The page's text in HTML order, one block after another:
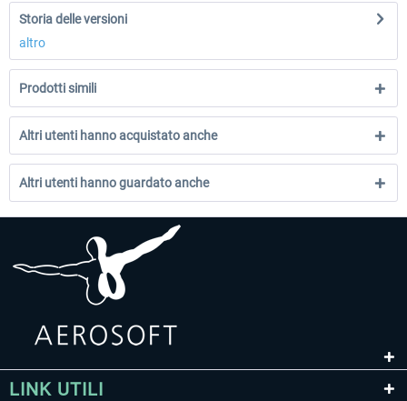
Storia delle versioni
altro
Prodotti simili
Altri utenti hanno acquistato anche
Altri utenti hanno guardato anche
LINK UTILI